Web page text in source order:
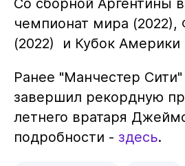
Со сборной Аргентины
чемпионат мира (2022),
(2022) и Кубок Америки
Ранее "Манчестер
завершил рекордную
летнего вратаря
подробности - здесь.